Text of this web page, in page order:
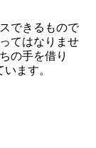
できるもので
てはなりませ
の手を借り
ます。